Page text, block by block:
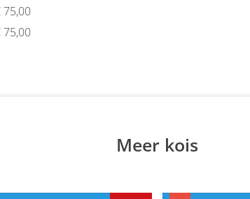
75,00
75,00
Meer kois